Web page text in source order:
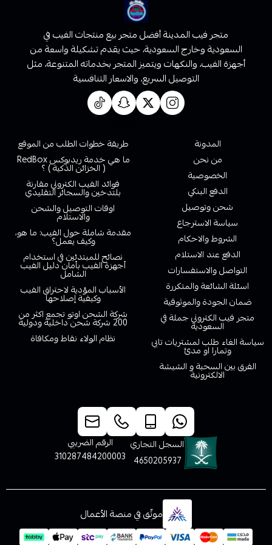
متجر فيب المدينة أفضل متجر بيع منتجات الفيب في
السعودية وخارج السعودية، حيث يقدم تشكيلة واسعة من
أجهزة الفيب، والنكهات ويتميز المتجر بخدماته المتنوعة، مثل
التوصيل السريع، والاسعار التنافسية
المدونة
من نحن
الخصوصية
الدفع البنكي
شحن وتوصيل
سياسة الاسترجاع
الشروط والاحكام
الدفع عند الاستلام
التواصل والاستفسارات
اسئلة الشائعة والمتكررة
ضمان الجودة والموثوقية
متجر فيب الكتروني جملة في
السعودية
سياسة الغاء طلب لمشتريات تابي
وتمارا او مدئ
الفرق بين السحبة و الشيشة
الالكترونية
طريقة خطوات الطلب من الموقع
ما هي خدمة ريدبوكس RedBox
( الخزائن الذكية ) ؟
فوائد الفيب الكتروني مقارنة
بلتدخين والسجائر التقليدي
اوقات التوصيل والشحن
والاستلام
مقدمة شاملة حول الفيب: ما هو،
وكيف يعمل؟
نصائح للمبتدئين في استخدام
أجهزة الفيب بأمان دليل الفيب
الشامل
الأسباب المؤدية لاحتراق الفيب
وكيفية إصلاحها
شركة الشحن اوتو تجمع اكثر من
200 شركة شحن داخلية ودولية
نظام الولاء نقاط ومكافاة
السجل التجاري
4650205937
الرقم الضريبي
310287484200003
موثّق في منصة الأعمال